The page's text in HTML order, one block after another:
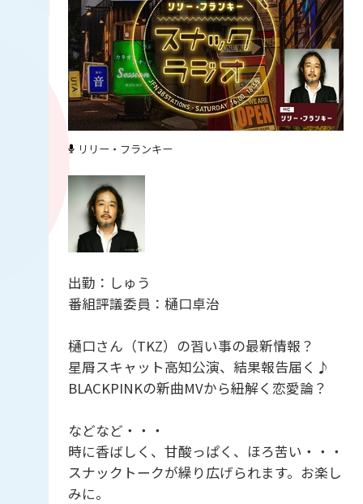
リリー・フランキー
出勤：しゅう
番組評議委員：樋口卓治
樋口さん（TKZ）の習い事の最新情報？
星屑スキャット高知公演、結果報告届く♪
BLACKPINKの新曲MVから紐解く恋愛論？
などなど・・・
時に香ばしく、甘酸っぱく、ほろ苦い・・・
スナックトークが繰り広げられます。お楽し
みに。